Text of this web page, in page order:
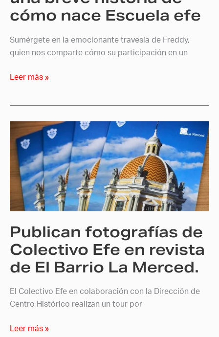
cómo nace Escuela efe
Sumérgete en la emocionante travesía de Freddy,
quien nos comparte cómo su participación en un
Escuela
efe
Leer más »
Publican fotografías de
Colectivo Efe en revista
de El Barrio La Merced.
El Colectivo Efe en colaboración con la Dirección de
Centro Histórico realizan un tour por
Publican
fotografías
de
Colectivo
Efe
revista
El
Barrio
La
Merced.
Leer más »